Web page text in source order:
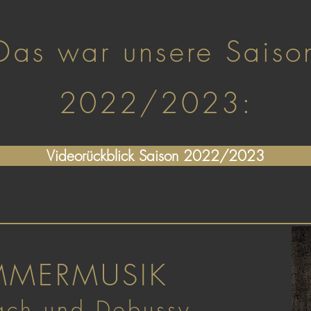
war unsere
2022/2023:
Videorückblick Saison 2022/2023